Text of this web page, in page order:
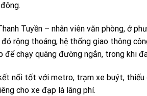
Tuyền – nhân viên văn phòng, ở
rộng thoáng, hệ thống giao thông
để chạy quãng đường ngắn, trong khi
nối tốt với metro, trạm xe buýt,
cho xe đạp là lãng phí.